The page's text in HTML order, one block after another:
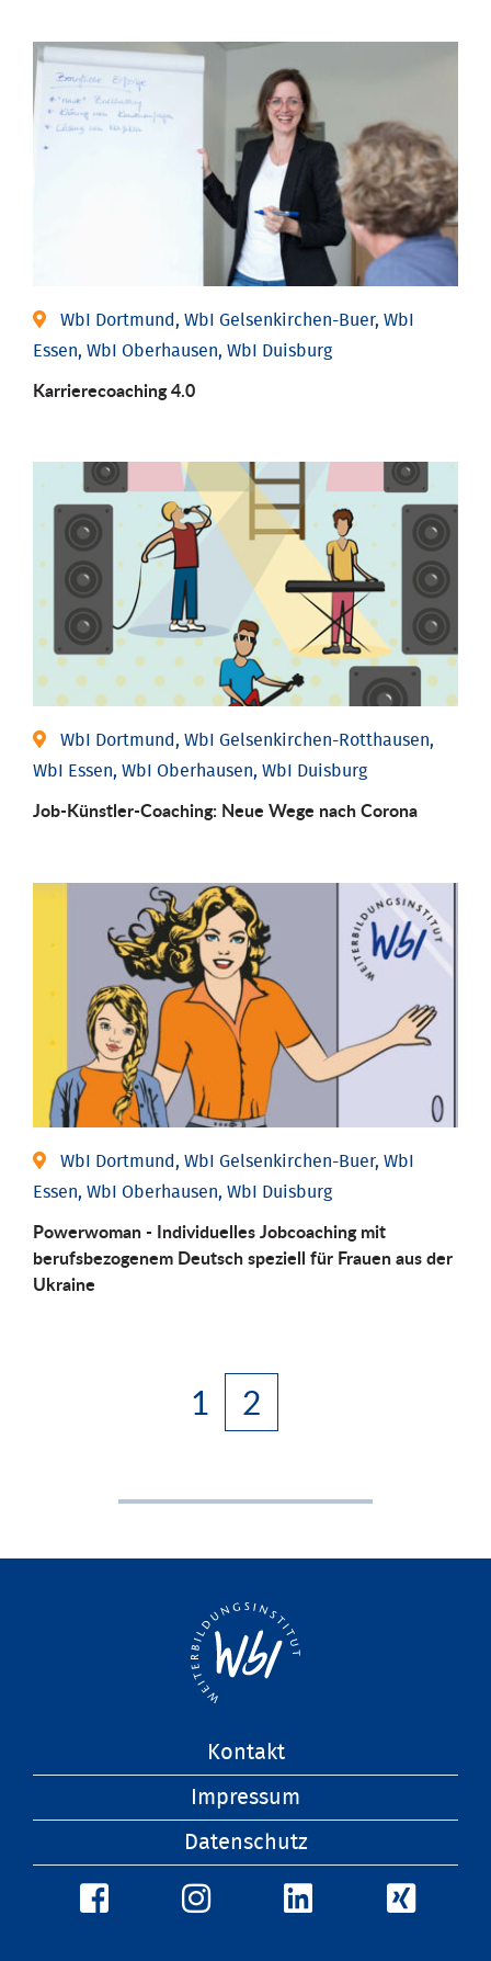
WbI Dortmund, WbI Gelsenkirchen-Buer, WbI
Essen, WbI Oberhausen, WbI Duisburg
Karriere­coaching 4.0
WbI Dortmund, WbI Gelsenkirchen-Rotthausen,
WbI Essen, WbI Oberhausen, WbI Duisburg
Job-Künstler-Coaching: Neue Wege nach Corona
WbI Dortmund, WbI Gelsenkirchen-Buer, WbI
Essen, WbI Oberhausen, WbI Duisburg
Powerwoman - Individuelles Jobcoaching mit
berufsbezogenem Deutsch speziell für Frauen aus der
Ukraine
1 2
Kontakt
Impressum
Datenschutz